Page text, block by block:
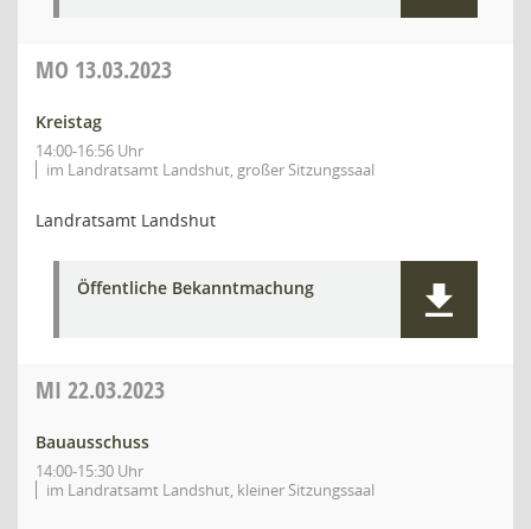
MO 13.03.2023
Kreistag
14:00-16:56 Uhr
im Landratsamt Landshut, großer Sitzungssaal
Landratsamt Landshut
Öffentliche Bekanntmachung
MI 22.03.2023
Bauausschuss
14:00-15:30 Uhr
im Landratsamt Landshut, kleiner Sitzungssaal